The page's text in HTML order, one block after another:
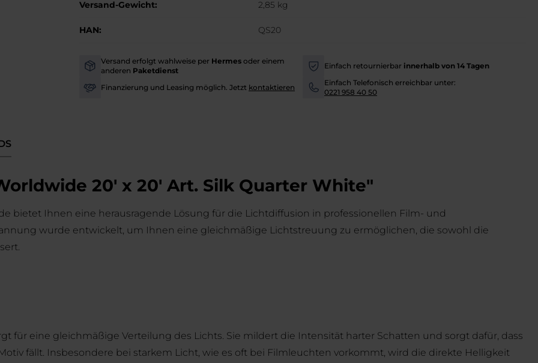
Versand-Gewicht: 2,85 kg
HAN: QS20
-
Versand erfolgt wahlweise per Hermes oder einem
anderen Paketdienst -
Einfach retournierbar innerhalb von 14 Tagen
-
Finanzierung und Leasing möglich. Jetzt kontaktieren
-
Einfach Telefonisch erreichbar unter:
0221 958 40 50
20' x 20' Art. Silk Quarter White"
bietet Ihnen eine herausragende Lösung für die Lichtdiffusion in professionellen Film- und
wurde entwickelt, um Ihnen eine gleichmäßige Lichtstreuung zu ermöglichen, die sowohl die
für eine gleichmäßige Verteilung des Lichts. Sie mildert die Intensität harter Schatten und sorgt dafür, dass
fällt. Insbesondere bei starkem Licht, wie es oft bei Filmleuchten vorkommt, wird die direkte Helligkeit